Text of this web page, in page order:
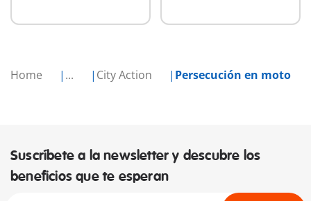
Home ... City Action Persecución en moto
Suscríbete a la newsletter y descubre los
beneficios que te esperan